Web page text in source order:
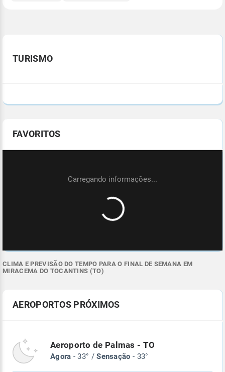
TURISMO
FAVORITOS
CLIMA E PREVISÃO DO TEMPO PARA O FINAL DE SEMANA EM
MIRACEMA DO TOCANTINS (TO)
AEROPORTOS PRÓXIMOS
Aeroporto de Palmas - TO
Agora - 33° /Sensação - 33°